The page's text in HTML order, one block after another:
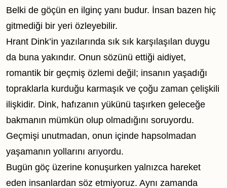
Belki de göçün en ilginç yanı budur. İnsan bazen hiç
gitmediği bir yeri özleyebilir.
Hrant Dink’in yazılarında sık sık karşılaşılan duygu
da buna yakındır. Onun sözünü ettiği aidiyet,
romantik bir geçmiş özlemi değil; insanın yaşadığı
topraklarla kurduğu karmaşık ve çoğu zaman çelişkili
ilişkidir. Dink, hafızanın yükünü taşırken geleceğe
bakmanın mümkün olup olmadığını soruyordu.
Geçmişi unutmadan, onun içinde hapsolmadan
yaşamanın yollarını arıyordu.
Bugün göç üzerine konuşurken yalnızca hareket
eden insanlardan söz etmiyoruz. Aynı zamanda